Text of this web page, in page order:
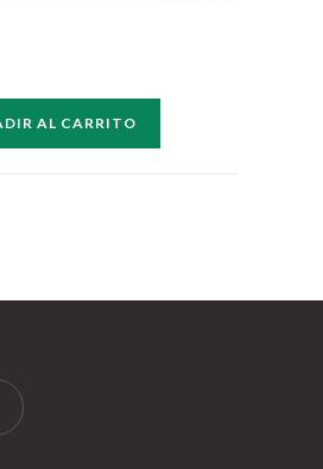
AL CARRITO